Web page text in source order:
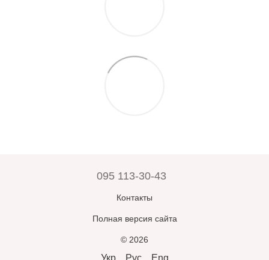
095 113-30-43
Контакты
Полная версия сайта
© 2026
Укр Рус Eng